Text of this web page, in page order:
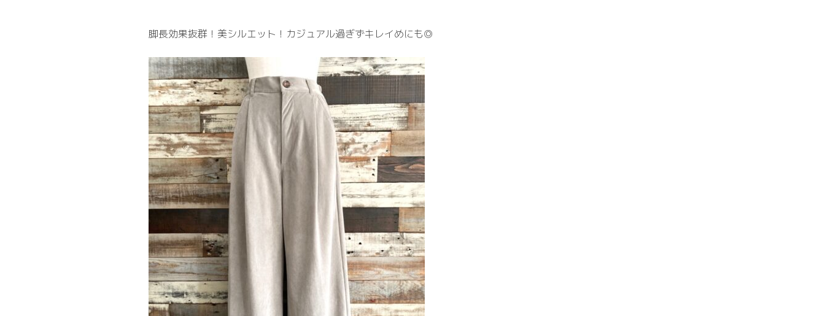
脚長効果抜群！美シルエット！カジュアル過ぎずキレイめにも◎